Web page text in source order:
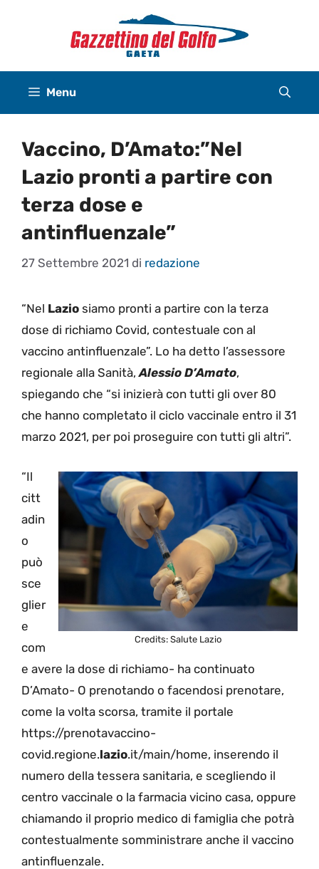
Menu
Vaccino, D’Amato:”Nel
Lazio pronti a partire con
terza dose e
antinfluenzale”
27 Settembre 2021 di redazione
“Nel Lazio siamo pronti a partire con la terza
dose di richiamo Covid, contestuale con al
vaccino antinfluenzale”. Lo ha detto l’assessore
regionale alla Sanità,Alessio D’Amato,
spiegando che “si inizierà con tutti gli over 80
che hanno completato il ciclo vaccinale entro il 31
marzo 2021, per poi proseguire con tutti gli altri”.
Credits: Salute Lazio
“Il
citt
adin
o
può
sce
glier
e
com
e avere la dose di richiamo- ha continuato
D’Amato- O prenotando o facendosi prenotare,
come la volta scorsa, tramite il portale
https://prenotavaccino-
covid.regione.lazio.it/main/home, inserendo il
numero della tessera sanitaria, e scegliendo il
centro vaccinale o la farmacia vicino casa, oppure
chiamando il proprio medico di famiglia che potrà
contestualmente somministrare anche il vaccino
antinfluenzale.